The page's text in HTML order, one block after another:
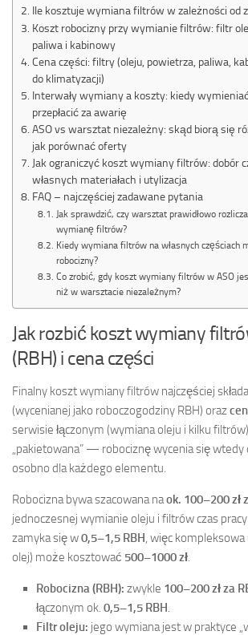
Ile kosztuje wymiana filtrów w zależności od
Koszt robocizny przy wymianie filtrów: filtr
paliwa i kabinowy
Cena części: filtry (oleju, powietrza, paliwa,
do klimatyzacji)
Interwały wymiany a koszty: kiedy
przepłacić za awarię
ASO vs warsztat niezależny: skąd biorą się
jak porównać oferty
Jak ograniczyć koszt wymiany filtrów: dobór
własnych materiałach i utylizacja
FAQ – najczęściej zadawane pytania
Jak sprawdzić, czy warsztat prawidłowo
wymianę filtrów?
Kiedy wymiana filtrów na własnych częściach
robocizny?
Co zrobić, gdy koszt wymiany filtrów w ASO
niż w warsztacie niezależnym?
Jak rozbić koszt wymiany
(RBH) i cena części
Finalny koszt wymiany filtrów najczęściej
(wycenianej jako roboczogodziny RBH) oraz
serwisie łączonym (wymiana oleju i kilku
„pakietowana” — robociznę wycenia się wtedy
osobno dla każdego elementu.
Robocizna bywa szacowana naok. 100–200 zł
jednoczesnej wymianie oleju i filtrów czas
zamyka się w0,5–1,5 RBH , więc
olej) może kosztować 500–1000 zł
Robocizna (RBH): zwykle 100–200 zł za
łączonym ok. 0,5–1,5 RBH
Filtr oleju: jego wymiana jest w praktyce